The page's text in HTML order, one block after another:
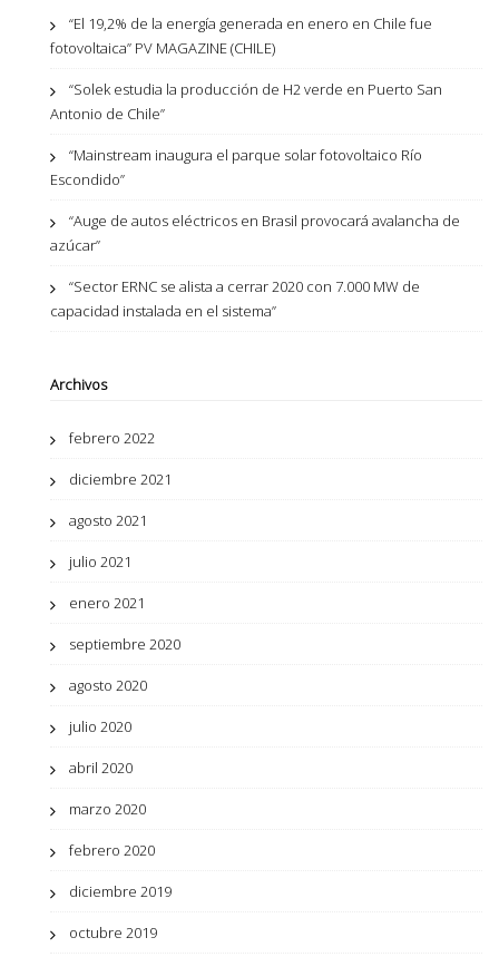
“El 19,2% de la energía generada en enero en Chile fue
fotovoltaica” PV MAGAZINE (CHILE)
“Solek estudia la producción de H2 verde en Puerto San
Antonio de Chile”
“Mainstream inaugura el parque solar fotovoltaico Río
Escondido”
“Auge de autos eléctricos en Brasil provocará avalancha de
azúcar”
“Sector ERNC se alista a cerrar 2020 con 7.000 MW de
capacidad instalada en el sistema”
Archivos
febrero 2022
diciembre 2021
agosto 2021
julio 2021
enero 2021
septiembre 2020
agosto 2020
julio 2020
abril 2020
marzo 2020
febrero 2020
diciembre 2019
octubre 2019